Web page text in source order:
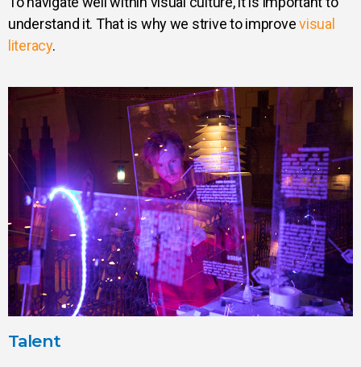
understand it. That is why we strive to improvevisual
literacy.
Talent